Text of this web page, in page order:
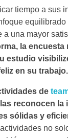
tiempo a sus
a una mayor
la
estudio
en su trabajo.
de
reconocen la
sólidas y
no